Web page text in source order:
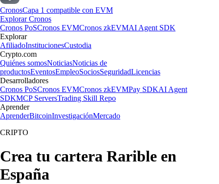
CronosCapa 1 compatible con EVM
Explorar Cronos
Cronos PoSCronos EVMCronos zkEVMAI Agent SDK
Explorar
AfiliadoInstitucionesCustodia
Crypto.com
Quiénes somosNoticiasNoticias de
productosEventosEmpleoSociosSeguridadLicencias
Desarrolladores
Cronos PoSCronos EVMCronos zkEVMPay SDKAI Agent
SDKMCP ServersTrading Skill Repo
Aprender
AprenderBitcoinInvestigaciónMercado
CRIPTO
Crea tu cartera Rarible en
España